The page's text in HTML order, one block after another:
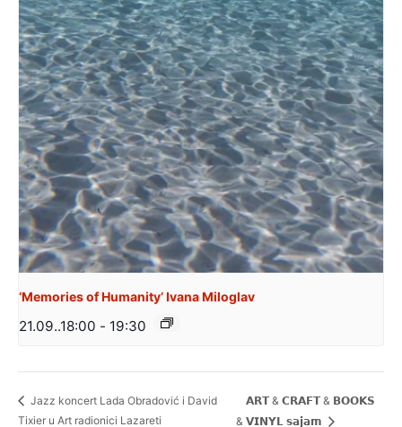
‘Memories of Humanity’ Ivana Miloglav
21.09..18:00 - 19:30
Jazz koncert Lada Obradović i David
Tixier u Art radionici Lazareti
𝗔𝗥𝗧 & 𝗖𝗥𝗔𝗙𝗧 & 𝗕𝗢𝗢𝗞𝗦
& 𝗩𝗜𝗡𝗬𝗟 𝘀𝗮𝗷𝗮𝗺